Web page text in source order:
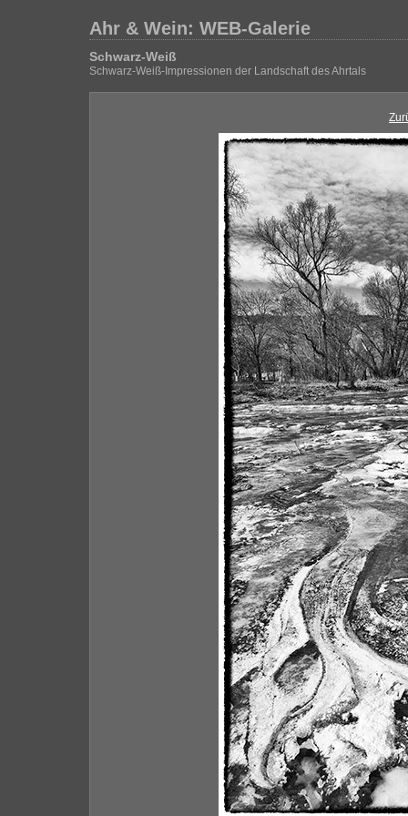
Ahr & Wein: WEB-Galerie
Schwarz-Weiß
Schwarz-Weiß-Impressionen der Landschaft des Ahrtals